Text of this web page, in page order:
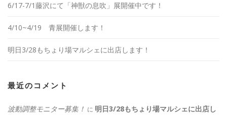
6/17-7/1藤沢にて「神獣の息吹」展開催中です！
4/10~4/19 青展開催します！
明日3/28もちょり場マルシェに出店します！
最近のコメント
波動調整モニター募集！ に 明日3/28もちょり場マルシェに出店し